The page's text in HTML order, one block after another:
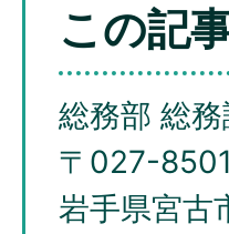
この記
総務部 総務
〒027-8501
岩手県宮古